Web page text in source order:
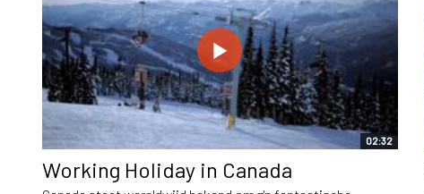
02:32
Working Holiday in Canada